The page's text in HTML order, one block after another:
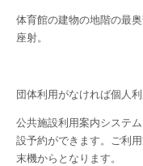
体育館の建物の地階の最
座射。
団体利用がなければ個人利
公共施設利用案内システ
設予約ができます。ご利
末機からとなります。